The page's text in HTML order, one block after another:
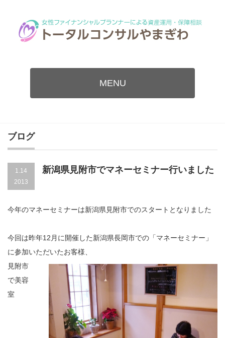
MENU
ブログ
1.14
2013
新潟県見附市でマネーセミナー行いました
今年のマネーセミナーは新潟県見附市でのスタートとなりました
今回は昨年12月に開催した新潟県長岡市での「マネーセミナー」
に参加いただいたお客様、
見附市
で美容
室